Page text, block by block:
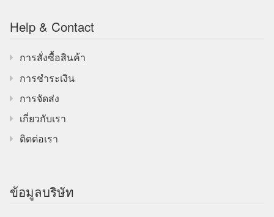
Help & Contact
การสั่งซื้อสินค้า
การชำระเงิน
การจัดส่ง
เกี่ยวกับเรา
ติดต่อเรา
ข้อมูลบริษัท